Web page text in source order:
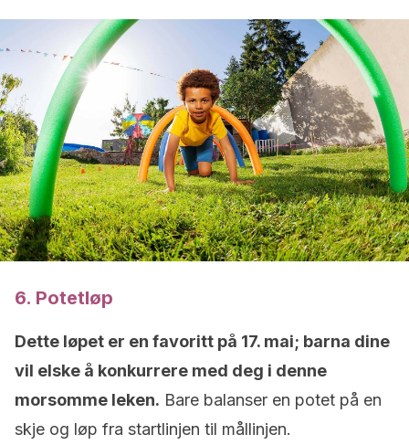
6. Potetløp
Dette løpet er en favoritt på 17. mai; barna dine
vil elske å konkurrere med deg i denne
morsomme leken. Bare balanser en potet på en
skje og løp fra startlinjen til mållinjen.